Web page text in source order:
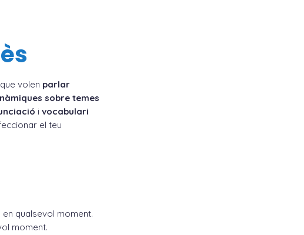
volen parlar
sobre temes
i vocabulari
el teu
en qualsevol moment.
moment.